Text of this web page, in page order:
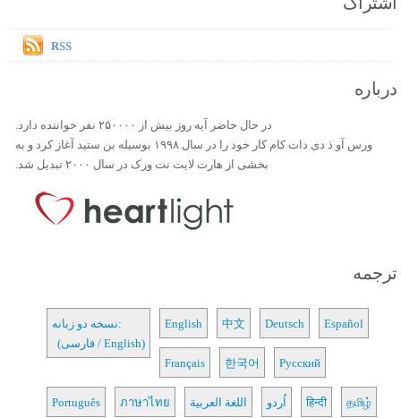
RSS
درباره
در حال حاضر آیه روز بیش از ۲۵۰۰۰۰ نفر خواننده دارد.
ورس آو ذ دی دات کام کار خود را در سال ۱۹۹۸ بوسیله بن ستید آغاز کرد و به
بخشی از هارت لایت نت ورک در سال ۲۰۰۰ تبدیل شد.
ترجمه
نسخه دو زبانه:
(فارسی / English)
English 中文 Deutsch Español
Français 한국어 Русский
Português ภาษาไทย اللغة العربية اُردو हिन्दी தமிழ்